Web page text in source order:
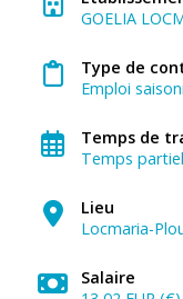
GOELIA
Type de
Emploi
Temps de
Temps partiel
Lieu
Locmaria-
Salaire